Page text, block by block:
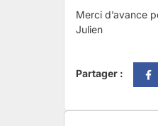
Merci d’avance
Julien
Partager :